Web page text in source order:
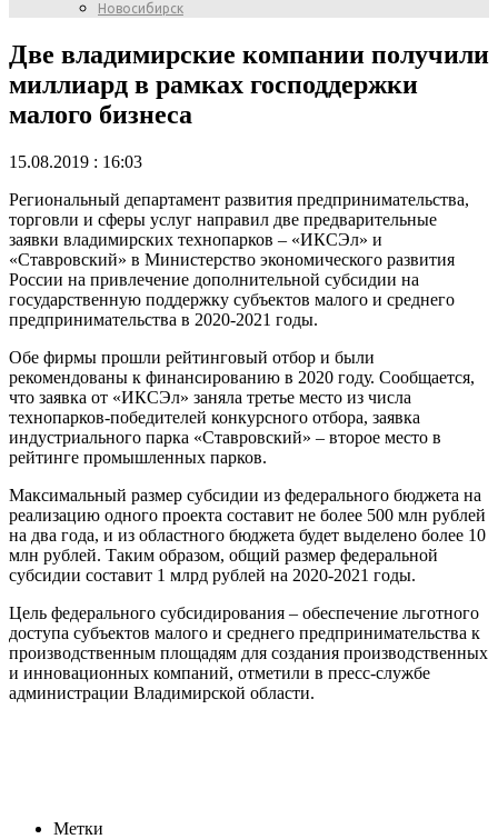
Новосибирск
Две владимирские компании получили
миллиард в рамках господдержки
малого бизнеса
15.08.2019 : 16:03
Региональный департамент развития предпринимательства,
торговли и сферы услуг направил две предварительные
заявки владимирских технопарков – «ИКСЭл» и
«Ставровский» в Министерство экономического развития
России на привлечение дополнительной субсидии на
государственную поддержку субъектов малого и среднего
предпринимательства в 2020-2021 годы.
Обе фирмы прошли рейтинговый отбор и были
рекомендованы к финансированию в 2020 году. Сообщается,
что заявка от «ИКСЭл» заняла третье место из числа
технопарков-победителей конкурсного отбора, заявка
индустриального парка «Ставровский» – второе место в
рейтинге промышленных парков.
Максимальный размер субсидии из федерального бюджета на
реализацию одного проекта составит не более 500 млн рублей
на два года, и из областного бюджета будет выделено более 10
млн рублей. Таким образом, общий размер федеральной
субсидии составит 1 млрд рублей на 2020-2021 годы.
Цель федерального субсидирования – обеспечение льготного
доступа субъектов малого и среднего предпринимательства к
производственным площадям для создания производственных
и инновационных компаний, отметили в пресс-службе
администрации Владимирской области.
Метки